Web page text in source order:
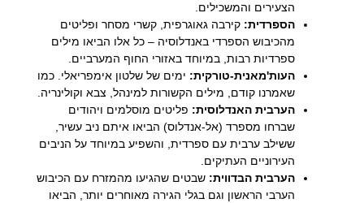
הצעירים והמשכילים.
הספרדית: קירבה גאוגרפית, קשרי מסחר ופליטים
מהכיבוש הספרדי באנדלוסיה – כל אלו הביאו מילים
ספרדיות רבות, במיוחד באזורי החוף המערביים.
העות'מאנית-טורקית: ימים של שלטון אימפריאלי. כמו
שאמרנו קודם, מילים הקשורות למינהל, צבא וקולינריה.
הערבית האנדלוסית: פליטים מוסלמים ויהודים
שברחו מספרד (אל-אנדלוס) הביאו איתם ניב עשיר,
ששילב ערבית עם ספרדית, והשפיע במיוחד על הניבים
העירוניים העתיקים.
הערבית הבדווית: שבטים שהגיעו מהמזרח עם הכיבוש
הערבי הראשון וגם בגלי הגירה מאוחרים יותר, הביאו